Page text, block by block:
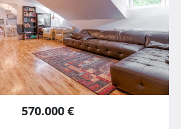
570.000 €